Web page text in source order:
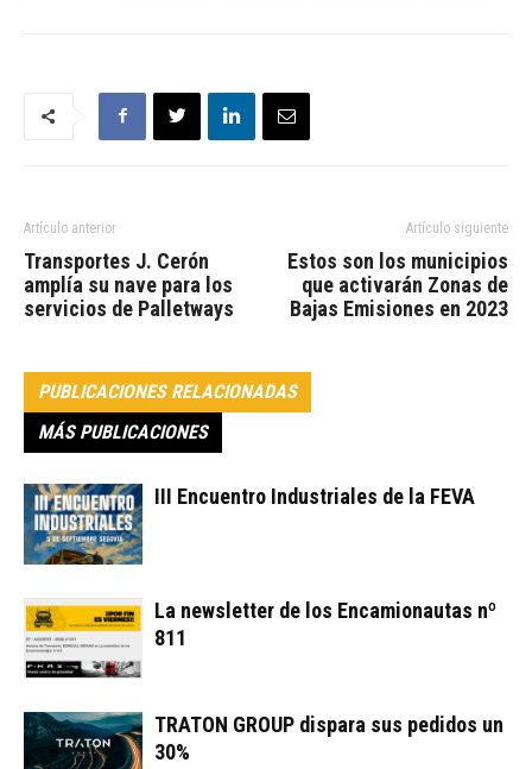
Artículo anterior
Transportes J. Cerón
amplía su nave para los
servicios de Palletways
Artículo siguiente
Estos son los municipios
que activarán Zonas de
Bajas Emisiones en 2023
PUBLICACIONES RELACIONADAS
MÁS PUBLICACIONES
III Encuentro Industriales de la FEVA
La newsletter de los Encamionautas nº
811
TRATON GROUP dispara sus pedidos un
30%